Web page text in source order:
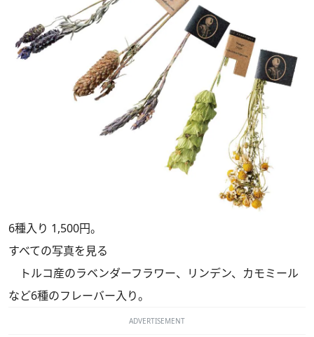
6種入り 1,500円。
すべての写真を見る
トルコ産のラベンダーフラワー、リンデン、カモミール
など6種のフレーバー入り。
ADVERTISEMENT